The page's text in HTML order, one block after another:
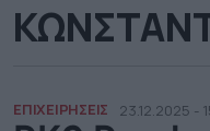
ΕΠΙΧΕΙΡΗΣΕΙΣ 23.12.2025 -